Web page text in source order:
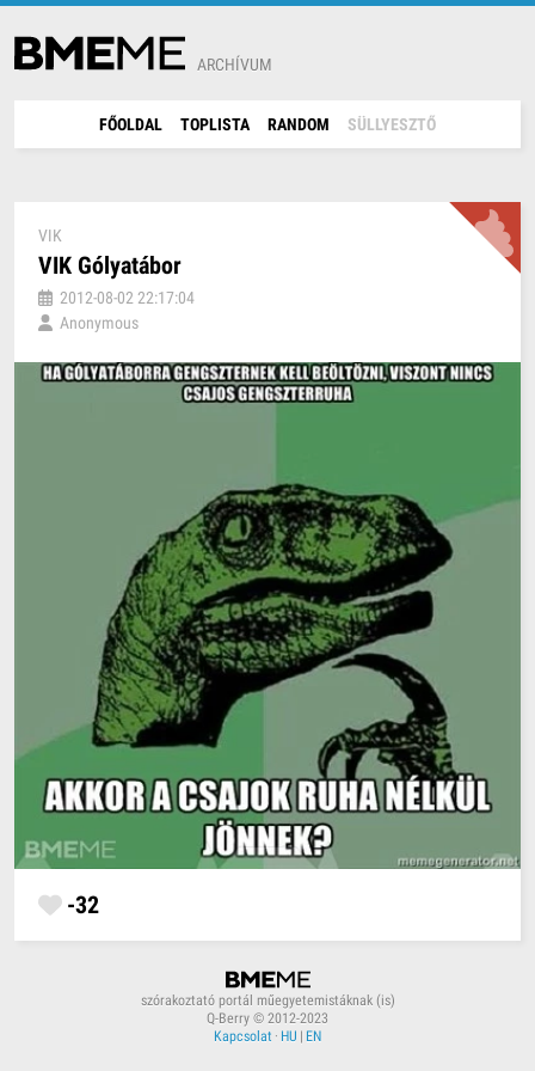
ARCHÍVUM
FŐOLDAL TOPLISTA RANDOM SÜLLYESZTŐ
VIK
VIK Gólyatábor
2012-08-02 22:17:04
Anonymous
-32
szórakoztató portál műegyetemistáknak (is)
Q-Berry © 2012-2023
Kapcsolat · HU | EN